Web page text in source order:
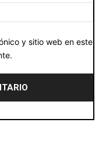
y sitio web en este